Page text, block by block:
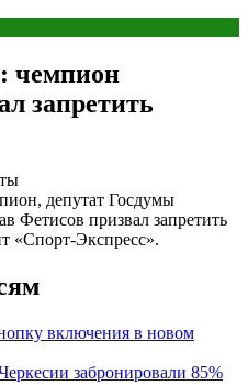
чемпион
запретить
депутат Госдумы
Фетисов призвал запретить
«Спорт-Экспресс».
включения в новом
забронировали 85%